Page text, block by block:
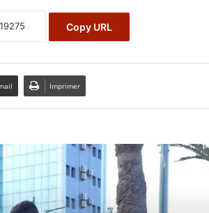
Copy URL
Imprimer